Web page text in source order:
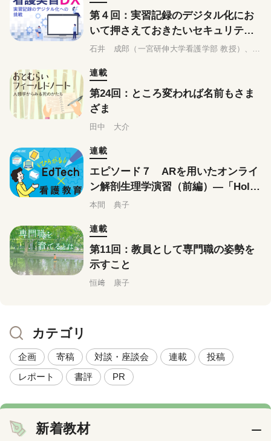
第４回：実習記録のデジタル化にお
いて押さえておきたいセキュリティ
の基礎知識
連載
第24回：ところ変われば名前もさま
ざま
田中 大介
連載
エピソード７ ARを用いたオンライ
ン解剖生理学演習（前編）―「Holoe
yes Edu」を使ってみよう
本間 典子
連載
第11回：教員として専門職の姿勢を
示すこと
恒﨑 康子
カテゴリ
企画 寄稿 対談・座談会 連載
投稿
レポート
書評 PR
新着教材